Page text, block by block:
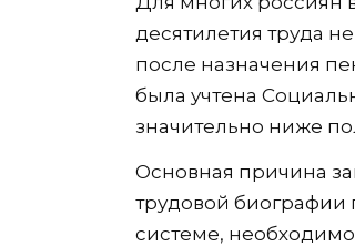
десятилетия труда
после назначения
была учтена
значительно ниже
Основная причина
трудовой биографии
системе,